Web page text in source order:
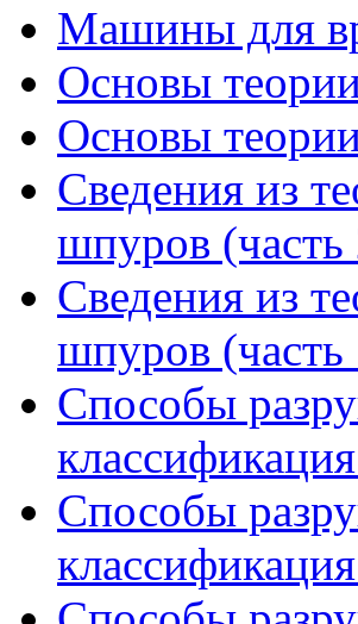
Машины для
Основы
Основы
Сведения из
шпуров (часть
Сведения из
шпуров (часть
Способы
Способы